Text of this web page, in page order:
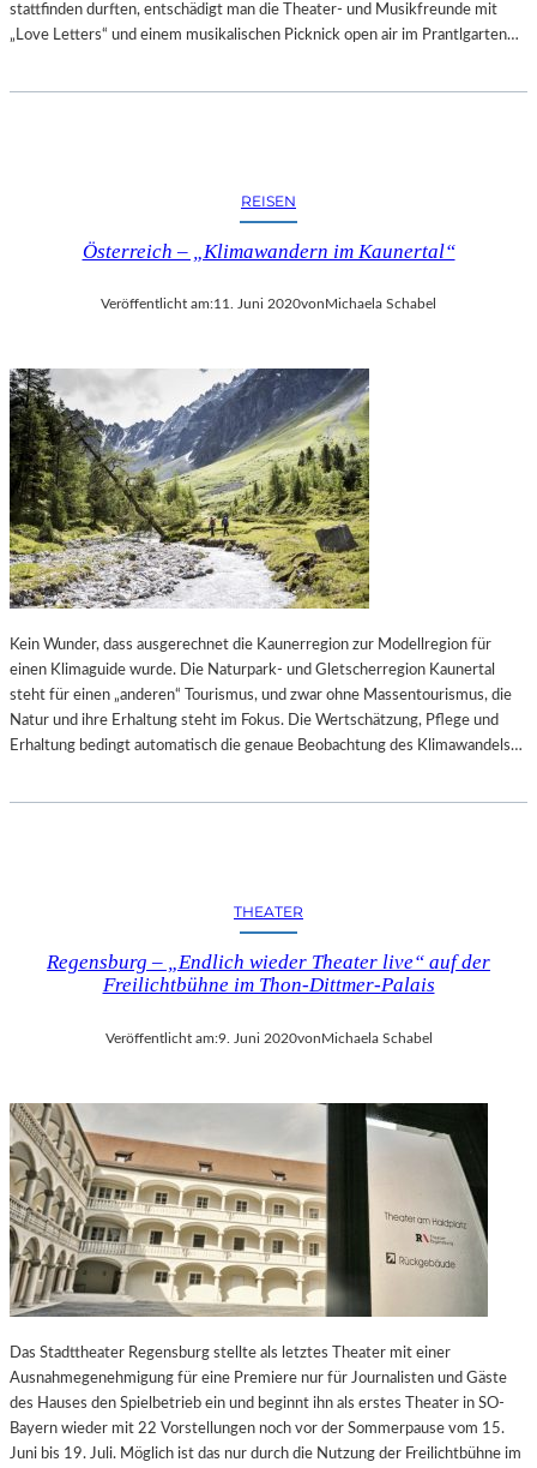
T
D
M
S
H
F
T
S
P
R
O
J
E
K
T
P
U
R
P
L
T
T
S
B
H
L
U
S
S
D
E
R
B
E
R
L
I
N
E
W
O
H
stattfinden durften, entschädigt man die Theater- und Musikfreunde mit
„Love Letters“ und einem musikalischen Picknick open air im Prantlgarten…
REISEN
Österreich – „Klimawandern im Kaunertal“
Veröffentlicht am:11. Juni 2020vonMichaela Schabel
Kein Wunder, dass ausgerechnet die Kaunerregion zur Modellregion für
einen Klimaguide wurde. Die Naturpark- und Gletscherregion Kaunertal
steht für einen „anderen“ Tourismus, und zwar ohne Massentourismus, die
Natur und ihre Erhaltung steht im Fokus. Die Wertschätzung, Pflege und
Erhaltung bedingt automatisch die genaue Beobachtung des Klimawandels…
THEATER
Regensburg – „Endlich wieder Theater live“ auf der
Freilichtbühne im Thon-Dittmer-Palais
Veröffentlicht am:9. Juni 2020vonMichaela Schabel
Das Stadttheater Regensburg stellte als letztes Theater mit einer
Ausnahmegenehmigung für eine Premiere nur für Journalisten und Gäste
des Hauses den Spielbetrieb ein und beginnt ihn als erstes Theater in SO-
Bayern wieder mit 22 Vorstellungen noch vor der Sommerpause vom 15.
Juni bis 19. Juli. Möglich ist das nur durch die Nutzung der Freilichtbühne im